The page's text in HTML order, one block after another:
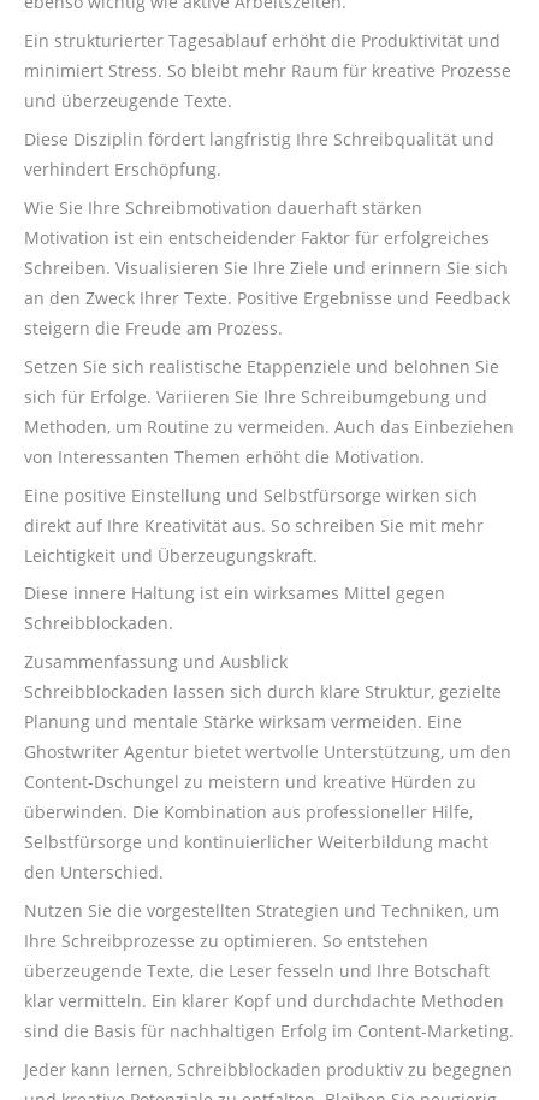
Ein strukturierter Tagesablauf erhöht die Produktivität und
minimiert Stress. So bleibt mehr Raum für kreative Prozesse
und überzeugende Texte.
Diese Disziplin fördert langfristig Ihre Schreibqualität und
verhindert Erschöpfung.
Wie Sie Ihre Schreibmotivation dauerhaft stärken
Motivation ist ein entscheidender Faktor für erfolgreiches
Schreiben. Visualisieren Sie Ihre Ziele und erinnern Sie sich
an den Zweck Ihrer Texte. Positive Ergebnisse und Feedback
steigern die Freude am Prozess.
Setzen Sie sich realistische Etappenziele und belohnen Sie
sich für Erfolge. Variieren Sie Ihre Schreibumgebung und
Methoden, um Routine zu vermeiden. Auch das Einbeziehen
von Interessanten Themen erhöht die Motivation.
Eine positive Einstellung und Selbstfürsorge wirken sich
direkt auf Ihre Kreativität aus. So schreiben Sie mit mehr
Leichtigkeit und Überzeugungskraft.
Diese innere Haltung ist ein wirksames Mittel gegen
Schreibblockaden.
Zusammenfassung und Ausblick
Schreibblockaden lassen sich durch klare Struktur, gezielte
Planung und mentale Stärke wirksam vermeiden. Eine
Ghostwriter Agentur bietet wertvolle Unterstützung, um den
Content-Dschungel zu meistern und kreative Hürden zu
überwinden. Die Kombination aus professioneller Hilfe,
Selbstfürsorge und kontinuierlicher Weiterbildung macht
den Unterschied.
Nutzen Sie die vorgestellten Strategien und Techniken, um
Ihre Schreibprozesse zu optimieren. So entstehen
überzeugende Texte, die Leser fesseln und Ihre Botschaft
klar vermitteln. Ein klarer Kopf und durchdachte Methoden
sind die Basis für nachhaltigen Erfolg im Content-Marketing.
Jeder kann lernen, Schreibblockaden produktiv zu begegnen